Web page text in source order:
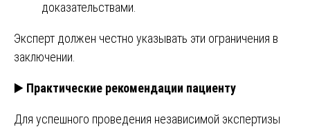
доказательствами.
Эксперт должен честно указывать эти ограничения в
заключении.
▶️ Практические рекомендации пациенту
Для успешного проведения независимой экспертизы